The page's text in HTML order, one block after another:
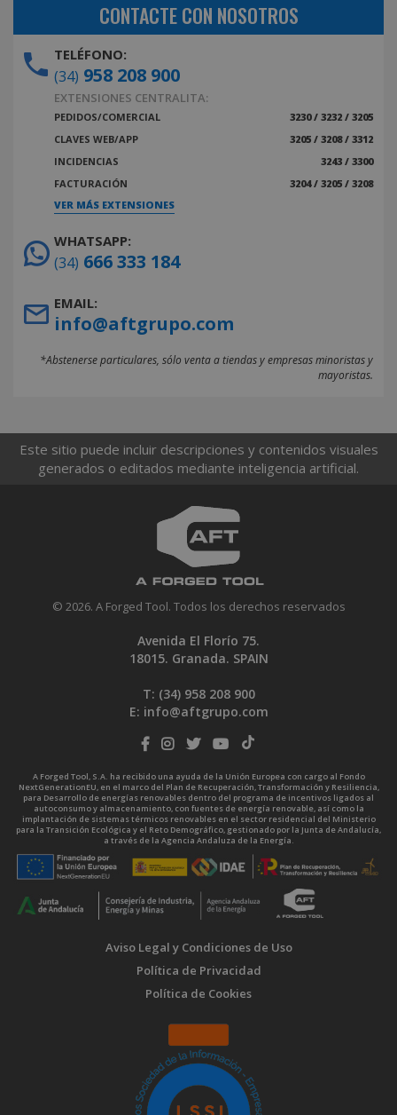
CONTACTE CON NOSOTROS
TELÉFONO:
(34) 958 208 900
EXTENSIONES CENTRALITA:
PEDIDOS/COMERCIAL
3230 / 3232 / 3205
CLAVES WEB/APP
3205 / 3208 / 3312
INCIDENCIAS
3243 / 3300
FACTURACIÓN
3204 / 3205 / 3208
VER MÁS EXTENSIONES
WHATSAPP:
(34) 666 333 184
EMAIL:
info@aftgrupo.com
*Abstenerse particulares, sólo venta a tiendas y empresas minoristas y
mayoristas.
Este sitio puede incluir descripciones y contenidos visuales
generados o editados mediante inteligencia artificial.
© 2026. A Forged Tool. Todos los derechos reservados
Avenida El Florío 75.
18015. Granada. SPAIN
T: (34) 958 208 900
E: info@aftgrupo.com
A Forged Tool, S.A. ha recibido una ayuda de la Unión Europea con cargo al Fondo
NextGenerationEU, en el marco del Plan de Recuperación, Transformación y Resiliencia,
para Desarrollo de energías renovables dentro del programa de incentivos ligados al
autoconsumo y almacenamiento, con fuentes de energía renovable, así como la
implantación de sistemas térmicos renovables en el sector residencial del Ministerio
para la Transición Ecológica y el Reto Demográfico, gestionado por la Junta de Andalucía,
a través de la Agencia Andaluza de la Energía.
Aviso Legal y Condiciones de Uso
Política de Privacidad
Política de Cookies